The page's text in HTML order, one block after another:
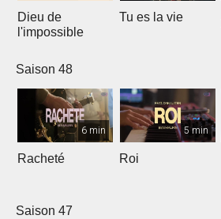
Dieu de
l'impossible
Tu es la vie
Saison 48
6 min
Racheté
5 min
Roi
Saison 47